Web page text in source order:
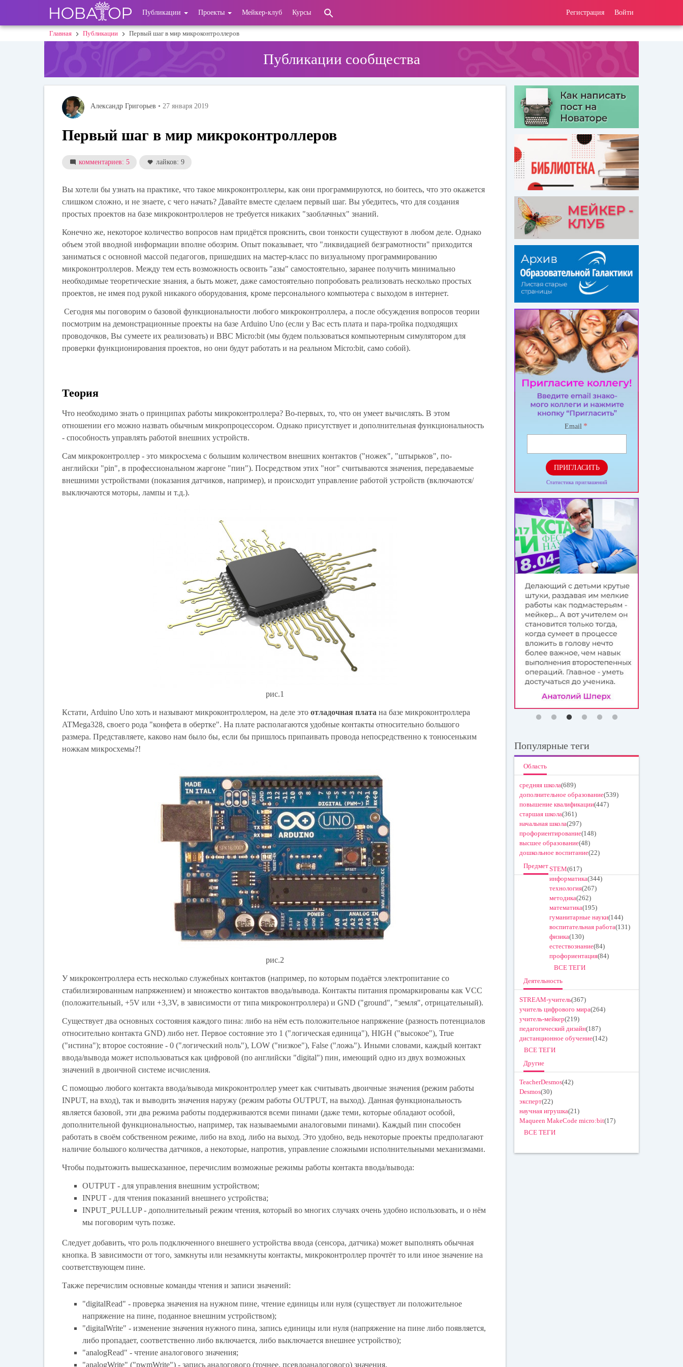
основному
User
account
Регистрация Войти
Публикации Проекты Мейкер-клуб Курсы
Строка
Главная Публикации Первый шаг в мир микроконтроллеров
Публикации сообщества
Александр Григорьев • 27 января 2019
Первый шаг в мир микроконтроллеров
комментариев: 5 лайков: 9
Вы хотели бы узнать на практике, что такое микроконтроллеры, как они программируются, но боитесь, что это окажется
слишком сложно, и не знаете, с чего начать? Давайте вместе сделаем первый шаг. Вы убедитесь, что для создания
простых проектов на базе микроконтроллеров не требуется никаких "заоблачных" знаний.
Конечно же, некоторое количество вопросов нам придётся прояснить, свои тонкости существуют в любом деле. Однако
объем этой вводной информации вполне обозрим. Опыт показывает, что "ликвидацией безграмотности" приходится
заниматься с основной массой педагогов, пришедших на мастер-класс по визуальному программированию
микроконтроллеров. Между тем есть возможность освоить "азы" самостоятельно, заранее получить минимально
необходимые теоретические знания, а быть может, даже самостоятельно попробовать реализовать несколько простых
проектов, не имея под рукой никакого оборудования, кроме персонального компьютера с выходом в интернет.
Сегодня мы поговорим о базовой функциональности любого микроконтроллера, а после обсуждения вопросов теории
посмотрим на демонстрационные проекты на базе Arduino Uno (если у Вас есть плата и пара-тройка подходящих
проводочков, Вы сумеете их реализовать) и BBC Micro:bit (мы будем пользоваться компьютерным симулятором для
проверки функционирования проектов, но они будут работать и на реальном Micro:bit, само собой).
Теория
Что необходимо знать о принципах работы микроконтроллера? Во-первых, то, что он умеет вычислять. В этом
отношении его можно назвать обычным микропроцессором. Однако присутствует и дополнительная функциональность
- способность управлять работой внешних устройств.
Сам микроконтроллер - это микросхема с большим количеством внешних контактов ("ножек", "штырьков", по-
английски "pin", в профессиональном жаргоне "пин"). Посредством этих "ног" считываются значения, передаваемые
внешними устройствами (показания датчиков, например), и происходит управление работой устройств (включаются/
выключаются моторы, лампы и т.д.).
рис.1
Кстати, Arduino Uno хоть и называют микроконтроллером, на деле этоотладочная плата на базе микроконтроллера
ATMega328, своего рода "конфета в обертке". На плате располагаются удобные контакты относительно большого
размера. Представляете, каково нам было бы, если бы пришлось припаивать провода непосредственно к тонюсеньким
ножкам микросхемы?!
рис.2
У микроконтроллера есть несколько служебных контактов (например, по которым подаётся электропитание со
стабилизированным напряжением) и множество контактов ввода/вывода. Контакты питания промаркированы как VCC
(положительный, +5V или +3,3V, в зависимости от типа микроконтроллера) и GND ("ground", "земля", отрицательный).
Существует два основных состояния каждого пина: либо на нём есть положительное напряжение (разность потенциалов
относительно контакта GND) либо нет. Первое состояние это 1 ("логическая единица"), HIGH ("высокое"), True
("истина"); второе состояние - 0 ("логический ноль"), LOW ("низкое"), False ("ложь"). Иными словами, каждый контакт
ввода/вывода может использоваться как цифровой (по английски "digital") пин, имеющий одно из двух возможных
значений в двоичной системе исчисления.
С помощью любого контакта ввода/вывода микроконтроллер умеет как считывать двоичные значения (режим работы
INPUT, на вход), так и выводить значения наружу (режим работы OUTPUT, на выход). Данная функциональность
является базовой, эти два режима работы поддерживаются всеми пинами (даже теми, которые обладают особой,
дополнительной функциональностью, например, так называемыми аналоговыми пинами). Каждый пин способен
работать в своём собственном режиме, либо на вход, либо на выход. Это удобно, ведь некоторые проекты предполагают
наличие большого количества датчиков, а некоторые, напротив, управление сложными исполнительными механизмами.
Чтобы подытожить вышесказанное, перечислим возможные режимы работы контакта ввода/вывода:
OUTPUT - для управления внешним устройством;
INPUT - для чтения показаний внешнего устройства;
INPUT_PULLUP - дополнительный режим чтения, который во многих случаях очень удобно использовать, и о нём
мы поговорим чуть позже.
Следует добавить, что роль подключенного внешнего устройства ввода (сенсора, датчика) может выполнять обычная
кнопка. В зависимости от того, замкнуты или незамкнуты контакты, микроконтроллер прочтёт то или иное значение на
соответствующем пине.
Также перечислим основные команды чтения и записи значений:
"digitalRead" - проверка значения на нужном пине, чтение единицы или нуля (существует ли положительное
напряжение на пине, поданное внешним устройством);
"digitalWrite" - изменение значения нужного пина, запись единицы или нуля (напряжение на пине либо появляется,
либо пропадает, соответственно либо включается, либо выключается внешнее устройство);
"analogRead" - чтение аналогового значения;
"analogWrite" ("pwmWrite") - запись аналогового (точнее, псевдоаналогового) значения.
Email *
ПРИГЛАСИТЬ
Статистика приглашений
Популярные теги
Область
средняя школа(689)
дополнительное образование(539)
повышение квалификации(447)
старшая школа(361)
начальная школа(297)
профориентирование(148)
высшее образование(48)
дошкольное воспитание(22)
ПредметSTEM(617)
информатика(344)
технология(267)
методика(262)
математика(195)
гуманитарные науки(144)
воспитательная работа(131)
физика(130)
естествознание(84)
профориентация(84)
ВСЕ ТЕГИ
Деятельность
STREAM-учитель(367)
учитель цифрового мира(264)
учитель-мейкер(219)
педагогический дизайн(187)
дистанционное обучение(142)
ВСЕ ТЕГИ
Другие
TeacherDesmos(42)
Desmos(30)
эксперт(22)
научная игрушка(21)
Maqueen MakeCode micro:bit(17)
ВСЕ ТЕГИ